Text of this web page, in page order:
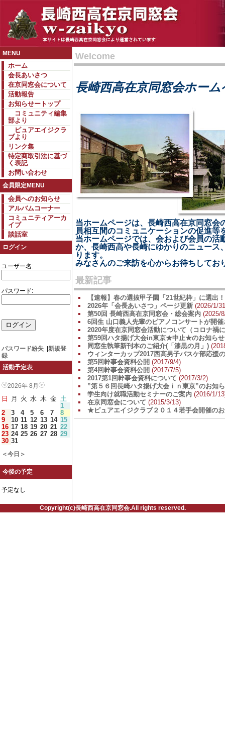
MENU
ホーム
会長あいさつ
在京同窓会について
活動報告
お知らせートップ
コミュニティ編集
部より
ピュアエイジクラ
ブより
リンク集
特定商取引法に基づ
く表記
お問い合わせ
会員限定MENU
会員へのお知らせ
アルバムコーナー
コミュニティアーカ
イブ
談話室
ログイン
ユーザー名:
パスワード:
パスワード紛失
新規登
録
活動予定表
2026年 8月
日 月 火 水 木 金 土
1
2
3 4 5 6 7
8
9
10 11 12 13 14 15
16 17 18 19 20 21 22
23 24 25 26 27 28 29
30 31
＜今日＞
今後の予定
予定なし
Welcome
長崎西高在京同窓会ホー
当ホームページは、長崎西高在京同窓
員相互間のコミュニケーションの促進
当ホームページでは、会および会員の
か、長崎西高や長崎にゆかりのニュース
ります。
みなさんのご来訪を心からお待ちしてお
最新記事
【速報】春の選抜甲子園「21世紀枠」に選出
2026年「会長あいさつ」ページ更新 (2026/1/
第50回 長崎西高在京同窓会・総会案内 (2025/
6回生 山口義人先輩のピアノコンサートが開
2020年度在京同窓会活動について（コロナ禍
第59回ハタ揚げ大会in東京★中止★のお知らせ
同窓生執筆新刊本のご紹介(「漆黒の月」)
ウィンターカップ2017西高男子バスケ部応援
第5回幹事会資料公開 (2017/9/4)
第4回幹事会資料公開 (2017/7/5)
2017第1回幹事会資料について (2017/3/2)
”第５６回長崎ハタ揚げ大会ｉｎ東京”のお知
学生向け就職活動セミナーのご案内 (2016/1/
在京同窓会について (2015/3/13)
★ピュアエイジクラブ２０１４若手会開催の
Copyright(c)長崎西高在京同窓会.All rights reserved.